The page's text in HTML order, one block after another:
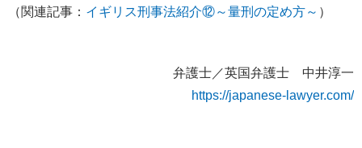
（関連記事： イギリス刑事法紹介⑫～量刑の定め方～ ）
弁護士／英国弁護士 中井淳一
https://japanese-lawyer.com/